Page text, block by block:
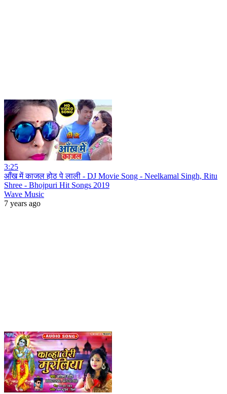
3:25
आँख में काजल होठ पे लाली - DJ Movie Song - Neelkamal Singh, Ritu
Shree - Bhojpuri Hit Songs 2019
Wave Music
7 years ago